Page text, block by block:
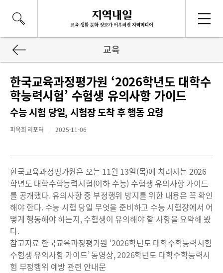
교육
한국교육과정평가원 ‘2026학년도 대학수
학능력시험’ 수험생 유의사항 가이드
수능 시험 당일, 시험장 도착 후 행동 요령
피옥희 리포터 2025-11-06
한국교육과정평가원은 오는 11월 13일(목)에 치러지는 2026
학년도 대학수학능력시험(이하 수능) 수험생 유의사항 가이드
를 공개했다. 유의사항 중 부정행위 방지를 위한 내용은 꼭 확인
해야 한다. 수능 시험 당일 무엇을 준비하고 수능 시험장에서 어
떻게 행동해야 하는지, 수험생이 유의해야 할 사항을 요약해 봤
다.
참고자료 한국교육과정평가원 ‘2026학년도 대학수학능력시험
수험생 유의사항 가이드’ 동영상, 2026학년도 대학수학능력시
험 부정행위 예방 관련 안내문